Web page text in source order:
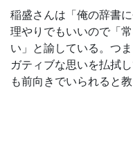
稲盛さんは「俺の辞書
理やりでもいいので「
い」と諭している。つ
ガティブな思いを払拭
も前向きでいられると教